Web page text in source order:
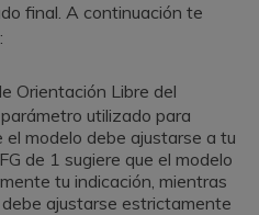
final. A continuación te
Orientación Libre del
utilizado para
modelo debe ajustarse a tu
de 1 sugiere que el modelo
tu indicación, mientras
ajustarse estrictamente